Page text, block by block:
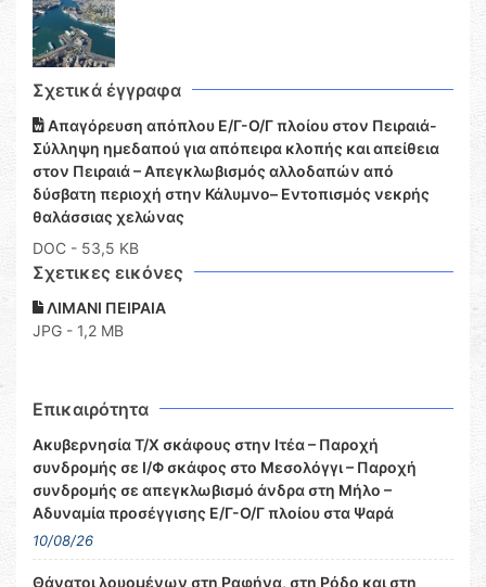
Σχετικά έγγραφα
Απαγόρευση απόπλου Ε/Γ-Ο/Γ πλοίου στον Πειραιά-
Σύλληψη ημεδαπού για απόπειρα κλοπής και απείθεια
στον Πειραιά – Απεγκλωβισμός αλλοδαπών από
δύσβατη περιοχή στην Κάλυμνο– Εντοπισμός νεκρής
θαλάσσιας χελώνας
DOC - 53,5 KB
Σχετικες εικόνες
ΛΙΜΑΝΙ ΠΕΙΡΑΙΑ
JPG - 1,2 MB
Επικαιρότητα
Ακυβερνησία Τ/Χ σκάφους στην Ιτέα – Παροχή
συνδρομής σε Ι/Φ σκάφος στο Μεσολόγγι – Παροχή
συνδρομής σε απεγκλωβισμό άνδρα στη Μήλο –
Αδυναμία προσέγγισης Ε/Γ-Ο/Γ πλοίου στα Ψαρά
10/08/26
Θάνατοι λουομένων στη Ραφήνα, στη Ρόδο και στη